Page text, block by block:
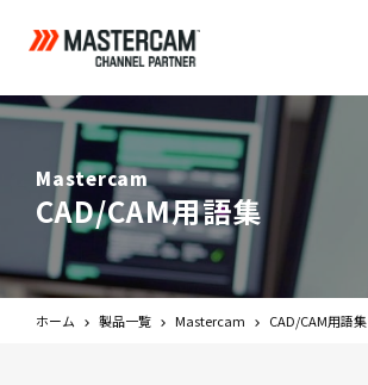
Mastercam
CAD/CAM用語集
ホーム 製品一覧 Mastercam CAD/CAM用語集